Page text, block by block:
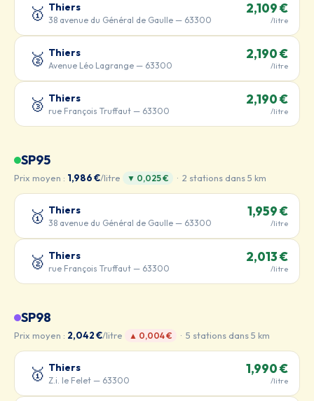
🥇 Thiers
38 avenue du Général de Gaulle — 63300
2,109 €
/litre
🥈 Thiers
Avenue Léo Lagrange — 63300
2,190 €
/litre
🥉 Thiers
rue François Truffaut — 63300
2,190 €
/litre
SP95
Prix moyen : 1,986 €/litre ▼ 0,025 € · 2 stations dans 5 km
🥇 Thiers
38 avenue du Général de Gaulle — 63300
1,959 €
/litre
🥈 Thiers
rue François Truffaut — 63300
2,013 €
/litre
SP98
Prix moyen : 2,042 €/litre ▲ 0,004 € · 5 stations dans 5 km
🥇 Thiers
Z.i. le Felet — 63300
1,990 €
/litre